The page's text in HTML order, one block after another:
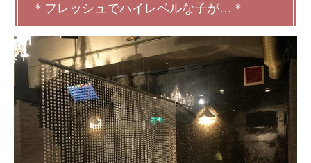
＊フレッシュでハイレベルな子が…＊